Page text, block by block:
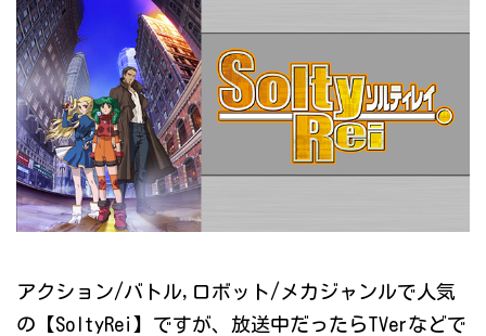
アクション/バトル,ロボット/メカジャンルで人気
の【SoltyRei】ですが、放送中だったらTVerなどで